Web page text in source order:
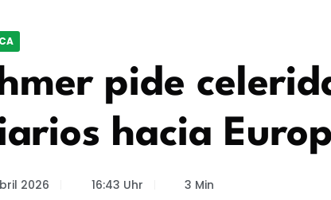
pide
hacia
2026 16:43 Uhr 3 Min